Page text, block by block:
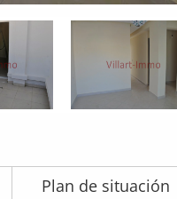
Plan de situación